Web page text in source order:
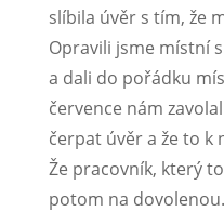
slíbila úvěr s tím, že
Opravili jsme místní
a dali do pořádku
července nám
čerpat úvěr a že to
Že pracovník, který
potom na